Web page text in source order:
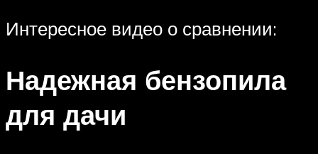
Интересное видео о сравнении:
Надежная бензопила
для дачи